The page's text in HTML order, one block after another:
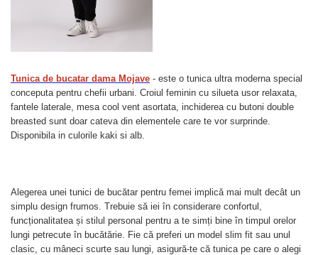
Tunica de bucatar dama Mojave - este o tunica ultra moderna special
conceputa pentru chefii urbani. Croiul feminin cu silueta usor relaxata,
fantele laterale, mesa cool vent asortata, inchiderea cu butoni double
breasted sunt doar cateva din elementele care te vor surprinde.
Disponibila in culorile kaki si alb.
Alegerea unei tunici de bucătar pentru femei implică mai mult decât un
simplu design frumos. Trebuie să iei în considerare confortul,
funcționalitatea și stilul personal pentru a te simți bine în timpul orelor
lungi petrecute în bucătărie. Fie că preferi un model slim fit sau unul
clasic, cu mâneci scurte sau lungi, asigură-te că tunica pe care o alegi